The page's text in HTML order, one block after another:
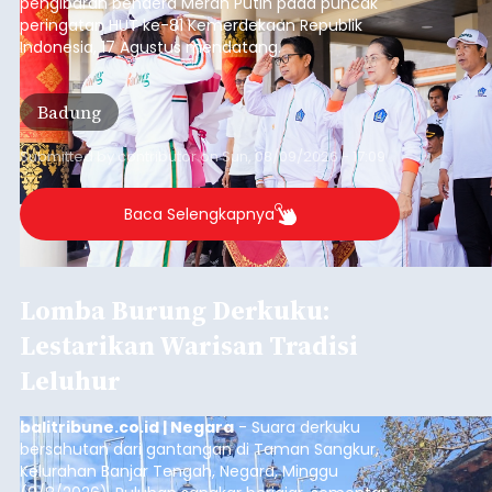
peringatan HUT ke-81 Kemerdekaan Republik
Indonesia, 17 Agustus mendatang.
Badung
Submitted by contributoronSun, 08/09/2026 - 17:09
Baca Selengkapnya
Lomba Burung Derkuku:
Lestarikan Warisan Tradisi
Leluhur
balitribune.co.id | Negara- Suara derkuku
bersahutan dari gantangan di Taman Sangkur,
Kelurahan Banjar Tengah, Negara, Minggu